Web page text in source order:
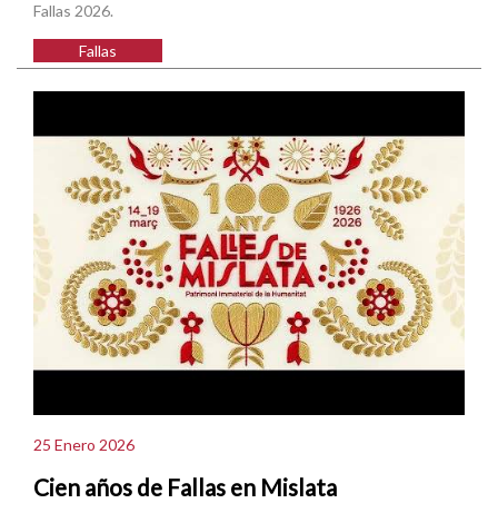
Fallas 2026.
Fallas
25 Enero 2026
Cien años de Fallas en Mislata